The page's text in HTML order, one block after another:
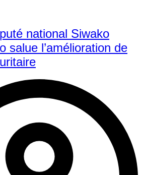
national Siwako
salue l’amélioration de